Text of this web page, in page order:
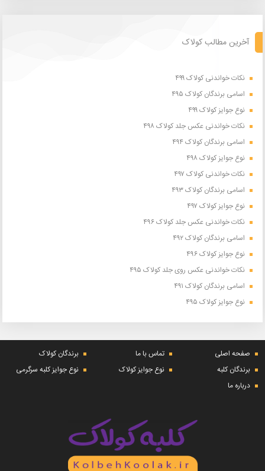
آخرین مطالب کولاک
نکات خواندنی کولاک ۴۹۹
اسامی برندگان کولاک ۴۹۵
نوع جوایز کولاک ۴۹۹
نکات خواندنی عکس جلد کولاک ۴۹۸
اسامی برندگان کولاک ۴۹۴
نوع جوایز کولاک ۴۹۸
نکات خواندنی کولاک ۴۹۷
اسامی برندگان کولاک ۴۹۳
نوع جوایز کولاک ۴۹۷
نکات خواندنی عکس جلد کولاک ۴۹۶
اسامی برندگان کولاک ۴۹۲
نوع جوایز کولاک ۴۹۶
نکات خواندنی عکس روی جلد کولاک ۴۹۵
اسامی برندگان کولاک ۴۹۱
نوع جوایز کولاک ۴۹۵
صفحه اصلی تماس با ما
برندگان کولاک
برندگان کلبه
نوع جوایز کولاک
نوع جوایز کلبه سرگرمی
درباره ما